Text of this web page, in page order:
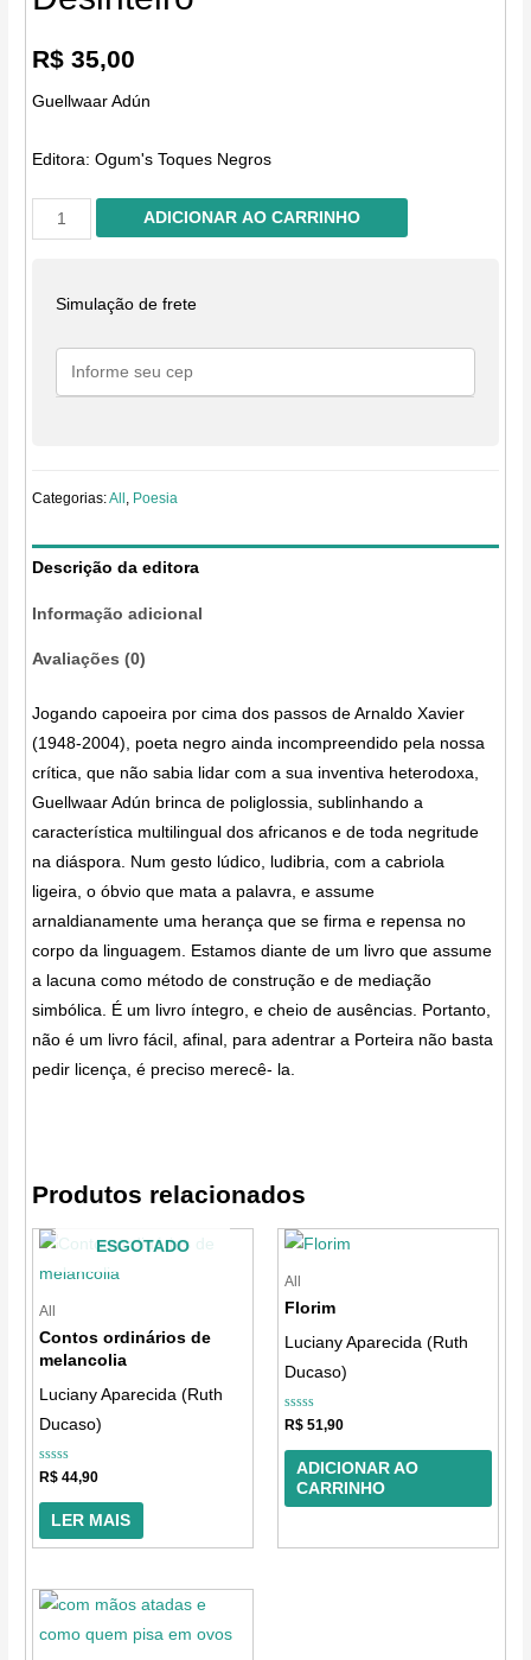
R$ 35,00
Guellwaar Adún
Editora: Ogum's Toques Negros
Desinteiro
quantidade
ADICIONAR AO CARRINHO
Simulação de frete
Categorias:All , Poesia
Descrição da editora
Informação adicional
Avaliações (0)
Jogando capoeira por cima dos passos de Arnaldo Xavier
(1948-2004), poeta negro ainda incompreendido pela nossa
crítica, que não sabia lidar com a sua inventiva heterodoxa,
Guellwaar Adún brinca de poliglossia, sublinhando a
característica multilingual dos africanos e de toda negritude
na diáspora. Num gesto lúdico, ludibria, com a cabriola
ligeira, o óbvio que mata a palavra, e assume
arnaldianamente uma herança que se firma e repensa no
corpo da linguagem. Estamos diante de um livro que assume
a lacuna como método de construção e de mediação
simbólica. É um livro íntegro, e cheio de ausências. Portanto,
não é um livro fácil, afinal, para adentrar a Porteira não basta
pedir licença, é preciso merecê- la.
Produtos relacionados
ESGOTADO
All
Contos ordinários de
melancolia
Luciany Aparecida (Ruth
Ducaso)
Avaliação
de
R$ 44,90
LER MAIS
All
Florim
Luciany Aparecida (Ruth
Ducaso)
Avaliação
de
R$ 51,90
ADICIONAR AO
CARRINHO